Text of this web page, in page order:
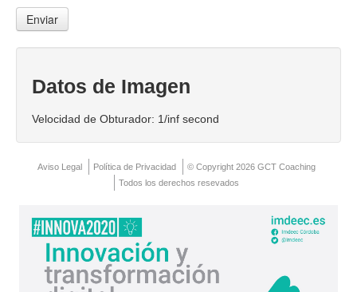
Datos de Imagen
Velocidad de Obturador: 1/inf second
Aviso Legal Política de Privacidad
© Copyright 2026 GCT Coaching
Todos los derechos resevados